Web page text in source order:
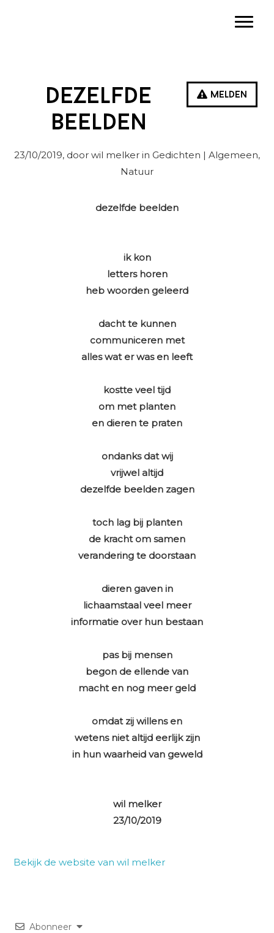
Melden
Dezelfde
beelden
23/10/2019, door wil melker in Gedichten | Algemeen,
Natuur
dezelfde beelden
ik kon
letters horen
heb woorden geleerd
dacht te kunnen
communiceren met
alles wat er was en leeft
kostte veel tijd
om met planten
en dieren te praten
ondanks dat wij
vrijwel altijd
dezelfde beelden zagen
toch lag bij planten
de kracht om samen
verandering te doorstaan
dieren gaven in
lichaamstaal veel meer
informatie over hun bestaan
pas bij mensen
begon de ellende van
macht en nog meer geld
omdat zij willens en
wetens niet altijd eerlijk zijn
in hun waarheid van geweld
wil melker
23/10/2019
Bekijk de website van wil melker
Abonneer